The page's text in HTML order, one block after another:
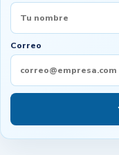
Correo